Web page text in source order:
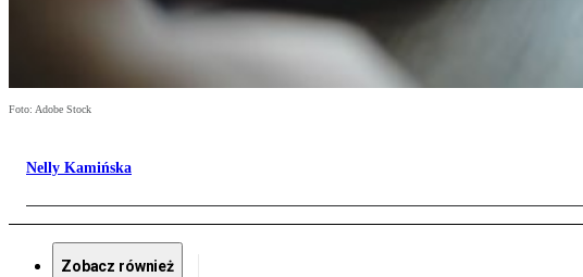
Foto: Adobe Stock
Nelly Kamińska
Zobacz również